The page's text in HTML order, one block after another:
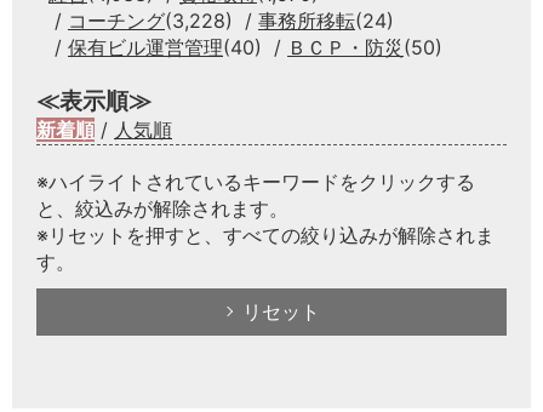
コーチング(3,228) 事務所移転(24)
保有ビル運営管理(40) ＢＣＰ・防災 (50)
≪表示順≫
新着順 / 人気順
※ハイライトされているキーワードをクリックする
と、絞込みが解除されます。
※リセットを押すと、すべての絞り込みが解除されま
す。
リセット